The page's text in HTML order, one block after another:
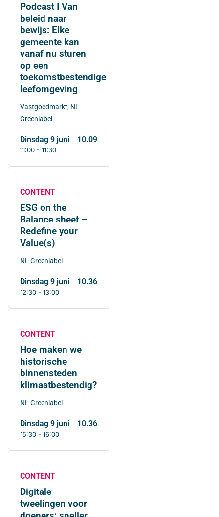
Podcast I Van
beleid naar
bewijs: Elke
gemeente kan
vanaf nu sturen
op een
toekomstbestendige
leefomgeving
Vastgoedmarkt, NL
Greenlabel
dinsdag 9 juni
11:00 - 11:30
10.09
CONTENT
ESG on the
Balance sheet –
Redefine your
Value(s)
NL Greenlabel
dinsdag 9 juni
12:30 - 13:00
10.36
CONTENT
Hoe maken we
historische
binnensteden
klimaatbestendig?
NL Greenlabel
dinsdag 9 juni
15:30 - 16:00
10.36
CONTENT
Digitale
tweelingen voor